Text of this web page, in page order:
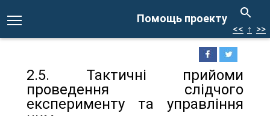
Помощь проекту
<< ↑ >>
2.5. Тактичні прийоми
проведення слідчого
експерименту та управління